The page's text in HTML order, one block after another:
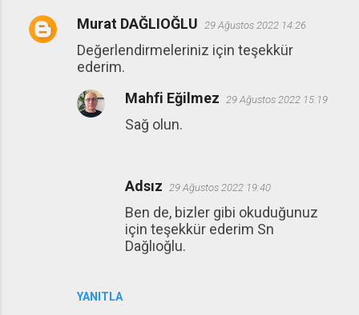
Murat DAĞLIOĞLU 29 Ağustos 2022 14:26
Değerlendirmeleriniz için teşekkür
ederim.
YANITLA
Mahfi Eğilmez 29 Ağustos 2022 15:19
Sağ olun.
Adsız 29 Ağustos 2022 19:40
Ben de, bizler gibi okuduğunuz
için teşekkür ederim Sn
Dağlıoğlu.